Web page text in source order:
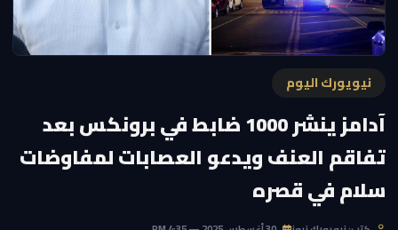
نيويورك اليوم
آدامز ينشر 1000 ضابط في برونكس بعد
تفاقم العنف ويدعو العصابات لمفاوضات
سلام في قصره